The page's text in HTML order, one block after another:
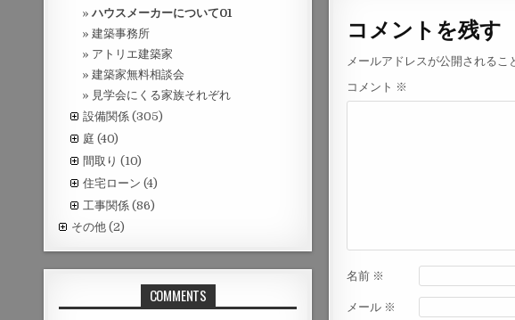
ビ
ゲ
ー
シ
コメントを残す
メールアドレスが公開されるこ
コメント ※
名前 ※
メール ※
ハウスメーカーについて01
建築事務所
アトリエ建築家
建築家無料相談会
見学会にくる家族それぞれ
設備関係 (305)
庭 (40)
間取り (10)
住宅ローン (4)
工事関係 (86)
その他 (2)
COMMENTS